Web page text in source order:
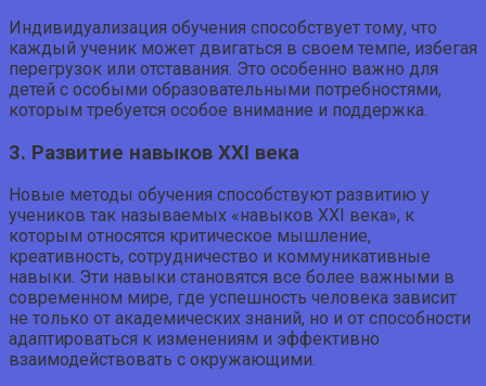
Индивидуализация обучения способствует тому, что
каждый ученик может двигаться в своем темпе, избегая
перегрузок или отставания. Это особенно важно для
детей с особыми образовательными потребностями,
которым требуется особое внимание и поддержка.
3. Развитие навыков XXI века
Новые методы обучения способствуют развитию у
учеников так называемых «навыков XXI века», к
которым относятся критическое мышление,
креативность, сотрудничество и коммуникативные
навыки. Эти навыки становятся все более важными в
современном мире, где успешность человека зависит
не только от академических знаний, но и от способности
адаптироваться к изменениям и эффективно
взаимодействовать с окружающими.